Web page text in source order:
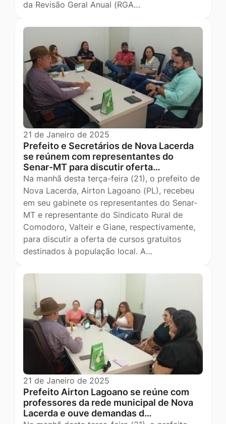
da Revisão Geral Anual (RGA…
21 de Janeiro de 2025
Prefeito e Secretários de Nova Lacerda
se reúnem com representantes do
Senar-MT para discutir oferta…
Na manhã desta terça-feira (21), o prefeito de
Nova Lacerda, Airton Lagoano (PL), recebeu
em seu gabinete os representantes do Senar-
MT e representante do Sindicato Rural de
Comodoro, Valteir e Giane, respectivamente,
para discutir a oferta de cursos gratuitos
destinados à população local. A…
21 de Janeiro de 2025
Prefeito Airton Lagoano se reúne com
professores da rede municipal de Nova
Lacerda e ouve demandas d…